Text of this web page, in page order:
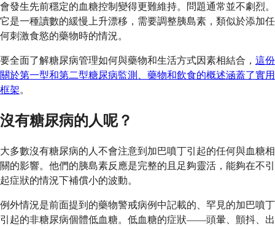
會發生先前穩定的血糖控制變得更難維持。問題通常並不劇烈。
它是一種讀數的緩慢上升漂移，需要調整胰島素，類似於添加任
何刺激食慾的藥物時的情況。
要全面了解糖尿病管理如何與藥物和生活方式因素相結合， 這份
關於第一型和第二型糖尿病監測、藥物和飲食的概述涵蓋了實用
框架。
沒有糖尿病的人呢？
大多數沒有糖尿病的人不會注意到加巴噴丁引起的任何與血糖相
關的影響。他們的胰島素反應是完整的且足夠靈活，能夠在不引
起症狀的情況下補償小的波動。
例外情況是前面提到的藥物警戒病例中記載的、罕見的加巴噴丁
引起的非糖尿病個體低血糖。低血糖的症狀——頭暈、顫抖、出